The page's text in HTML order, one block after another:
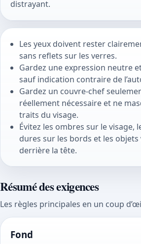
distrayant.
Les yeux doivent rester
sans reflets sur les verres.
Gardez une expression neutre
sauf indication contraire de
Gardez un couvre-chef
réellement nécessaire et ne
traits du visage.
Évitez les ombres sur le visage,
dures sur les bords et les objets
derrière la tête.
Résumé des exigences
Les règles principales en un coup
Fond